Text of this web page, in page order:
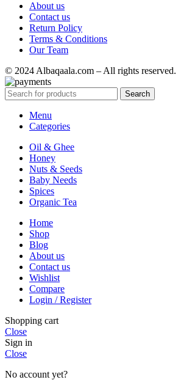
About us
Contact us
Return Policy
Terms & Conditions
Our Team
© 2024 Albaqaala.com – All rights reserved.
Search
Menu
Categories
Oil & Ghee
Honey
Nuts & Seeds
Baby Needs
Spices
Organic Tea
Home
Shop
Blog
About us
Contact us
Wishlist
Compare
Login / Register
Shopping cart
Close
Sign in
Close
No account yet?